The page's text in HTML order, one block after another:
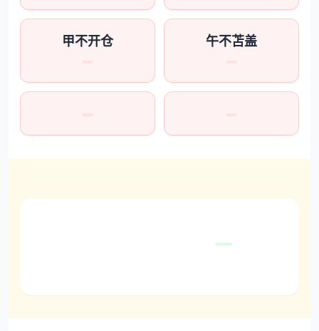
甲不开仓 午不苫盖